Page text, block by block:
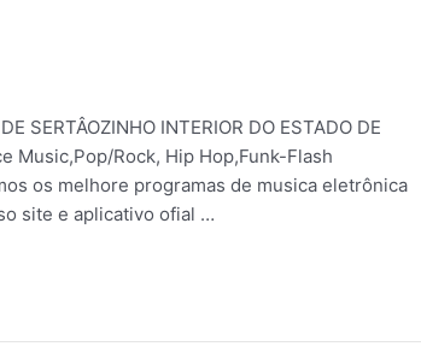
SERTÂOZINHO INTERIOR DO ESTADO DE
Music,Pop/Rock, Hip Hop,Funk-Flash
os melhore programas de musica eletrônica
site e aplicativo ofial …